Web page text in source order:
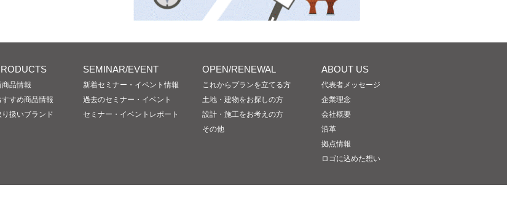
商品情報
すすめ商品情報
り扱いブランド
SEMINAR/EVENT
新着セミナー・イベント情報
過去のセミナー・イベント
セミナー・イベントレポート
OPEN/RENEWAL
これからプランを立てる方
土地・建物をお探しの方
設計・施工をお考えの方
その他
ABOUT US
代表者メッセージ
企業理念
会社概要
沿革
拠点情報
ロゴに込めた想い